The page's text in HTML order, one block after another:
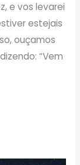
e vos levarei
estejais
ouçamos
“Vem